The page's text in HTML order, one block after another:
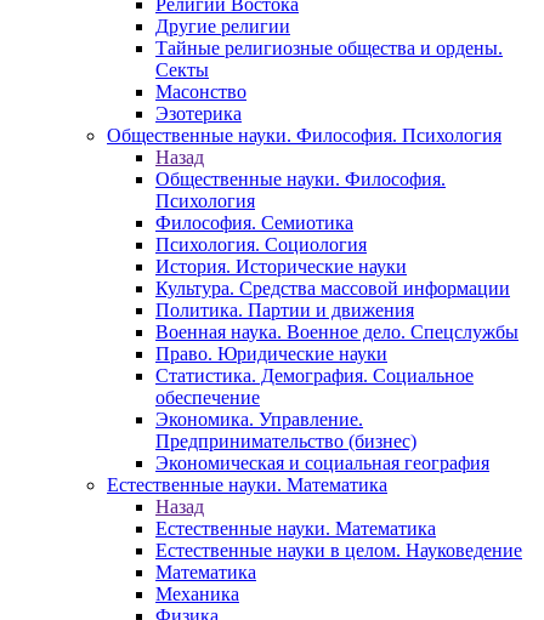
Религии Востока
Другие религии
Тайные религиозные общества и ордены.
Секты
Масонство
Эзотерика
Общественные науки. Философия. Психология
Назад
Общественные науки. Философия.
Психология
Философия. Семиотика
Психология. Социология
История. Исторические науки
Культура. Средства массовой информации
Политика. Партии и движения
Военная наука. Военное дело. Спецслужбы
Право. Юридические науки
Статистика. Демография. Социальное
обеспечение
Экономика. Управление.
Предпринимательство (бизнес)
Экономическая и социальная география
Естественные науки. Математика
Назад
Естественные науки. Математика
Естественные науки в целом. Науковедение
Математика
Механика
Физика